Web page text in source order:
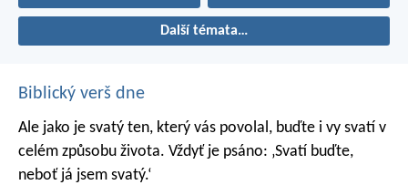
Další témata…
Biblický verš dne
Ale jako je svatý ten, který vás povolal, buďte i vy svatí v
celém způsobu života. Vždyť je psáno: ‚Svatí buďte,
neboť já jsem svatý.‘